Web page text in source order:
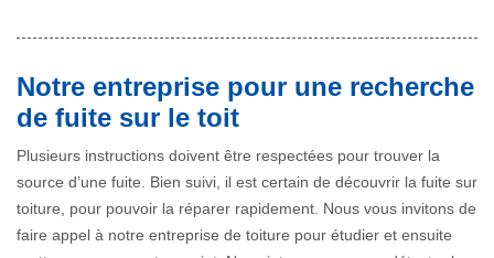
Notre entreprise pour une recherche
de fuite sur le toit
Plusieurs instructions doivent être respectées pour trouver la
source d’une fuite. Bien suivi, il est certain de découvrir la fuite sur
toiture, pour pouvoir la réparer rapidement. Nous vous invitons de
faire appel à notre entreprise de toiture pour étudier et ensuite